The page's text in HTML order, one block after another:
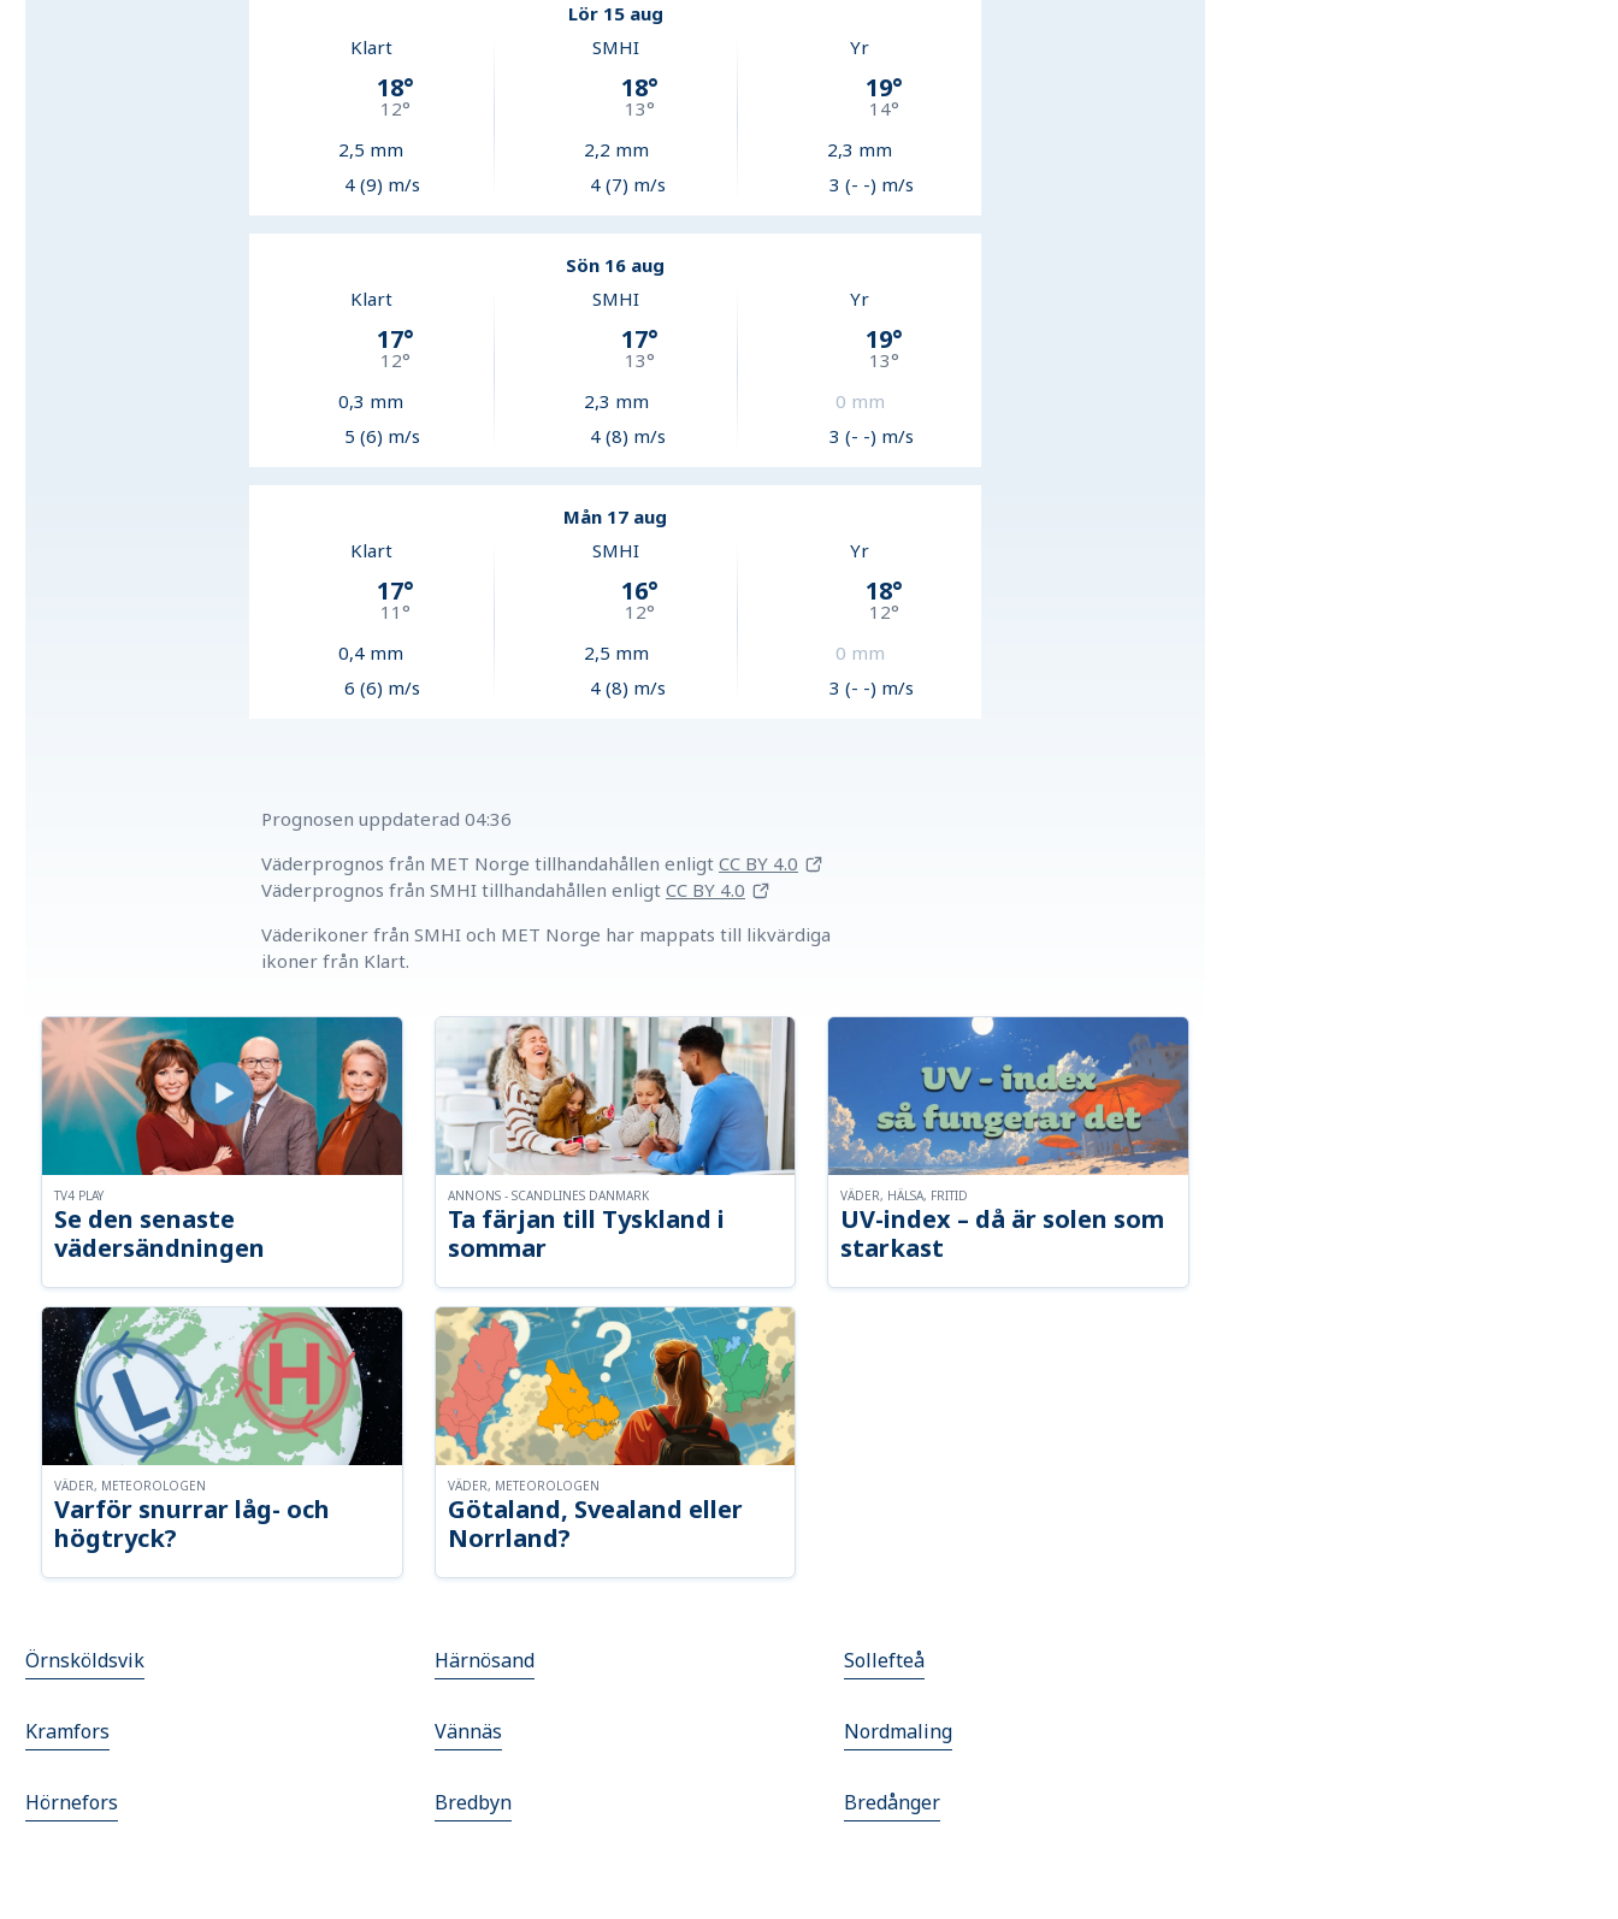
Lör 15 aug
Klart
18°
12°
2,5 mm
4 (9) m/s
SMHI
18°
13°
2,2 mm
4 (7) m/s
Yr
19°
14°
2,3 mm
3 (- -) m/s
Sön 16 aug
Klart
17°
12°
0,3 mm
5 (6) m/s
SMHI
17°
13°
2,3 mm
4 (8) m/s
Yr
19°
13°
0 mm
3 (- -) m/s
Mån 17 aug
Klart
17°
11 °
0,4 mm
6 (6) m/s
SMHI
16°
12°
2,5 mm
4 (8) m/s
Yr
18°
12°
0 mm
3 (- -) m/s
Prognosen uppdaterad 04:36
Väderprognos från MET Norge tillhandahållen enligt CC BY 4.0
Väderprognos från SMHI tillhandahållen enligt CC BY 4.0
Väderikoner från SMHI och MET Norge har mappats till likvärdiga
ikoner från Klart.
Se den senaste
vädersändningen
TV4 PLAY
Ta färjan till Tyskland i
sommar
ANNONS - SCANDLINES DANMARK
UV-index – då är solen som
starkast
VÄDER, HÄLSA, FRITID
Varför snurrar låg- och
högtryck?
VÄDER, METEOROLOGEN
Götaland, Svealand eller
Norrland?
VÄDER, METEOROLOGEN
Örnsköldsvik Härnösand Sollefteå
Kramfors Vännäs Nordmaling
Hörnefors Bredbyn Bredånger